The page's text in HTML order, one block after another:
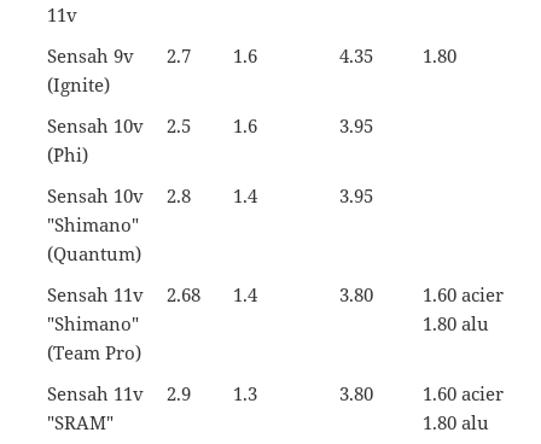
11v
Sensah 9v
(Ignite)
2.7 1.6 4.35 1.80
Sensah 10v
(`Phi)
2.5 1.6 3.95
Sensah 10v
"Shimano"
(Quantum)
2.8 1.4 3.95
Sensah 11v
"Shimano"
(Team Pro)
2.68 1.4 3.80
1.60 acier
1.80 alu
Sensah 11v
"SRAM"
2.9 1.3 3.80
1.60 acier
1.80 alu